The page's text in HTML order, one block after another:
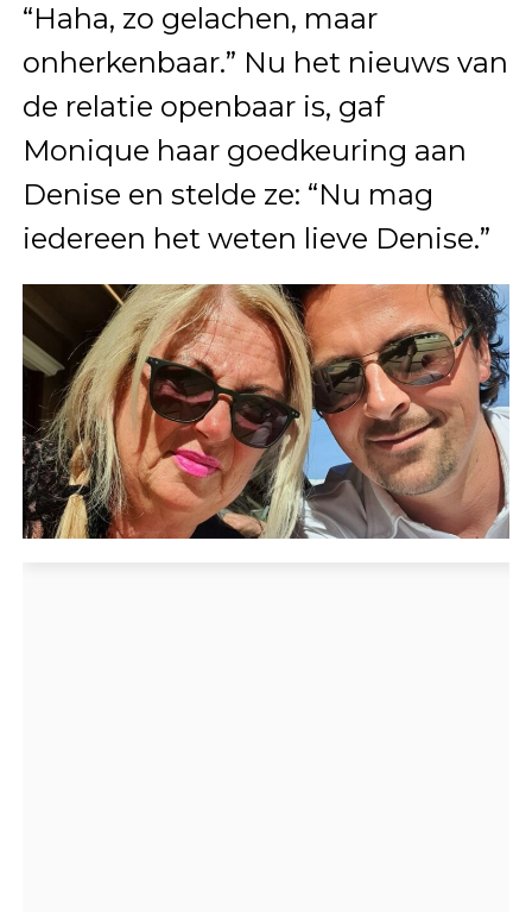
“Haha, zo gelachen, maar
onherkenbaar.” Nu het nieuws van
de relatie openbaar is, gaf
Monique haar goedkeuring aan
Denise en stelde ze: “Nu mag
iedereen het weten lieve Denise.”